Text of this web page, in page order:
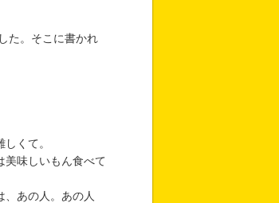
た。そこに書かれ
くて。
味しいもん食べて
あの人。あの人